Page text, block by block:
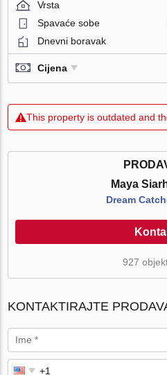
Vrsta
Spavaće sobe
Dnevni boravak
Cijena
This property is outdated and
Maya
Dream
927
KONTAKTIRAJTE